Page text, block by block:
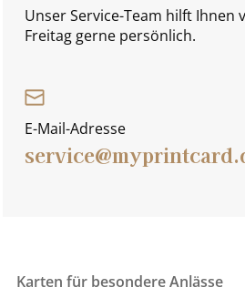
Unser Service-Team hilft Ihnen
Freitag gerne persönlich.
E-Mail-Adresse
Karten für besondere Anlässe